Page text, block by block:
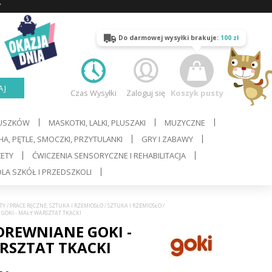
Zaloguj się
Do darmowej wysyłki brakuje: 100 zł
Koszyk pusty
Czas Wysyłki
MASKOTKI, LALKI, PLUSZAKI
MUZYCZNE
PĘTLE, SMOCZKI, PRZYTULANKI
GRY I ZABAWY
ĆWICZENIA SENSORYCZNE I REHABILITACJA
SZKÓŁ I PRZEDSZKOLI
/ PRACE RĘCZNE, SZTUKA I RZEMIOSŁO/SZTUKA I RZEMIOSŁO/
- MAŁY WARSZTAT TKACKI
GOKI -
TKACKI